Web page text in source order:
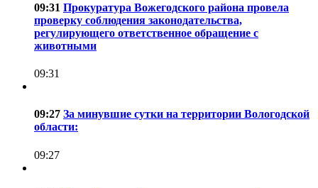
09:31 Прокуратура Вожегодского района провела
проверку соблюдения законодательства,
регулирующего ответственное обращение с
животными
09:31
09:27 За минувшие сутки на территории Вологодской
области:
09:27